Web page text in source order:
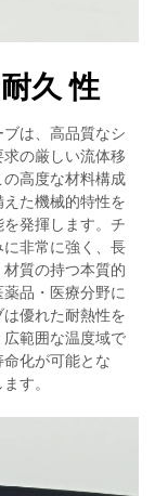
久 性
は、高品質なシ
の厳しい流体移
高度な材料構成
た機械的特性を
発揮します。チ
非常に強く、長
質の持つ本質的
品・医療分野に
優れた耐熱性を
範囲な温度域で
化が可能とな
す。